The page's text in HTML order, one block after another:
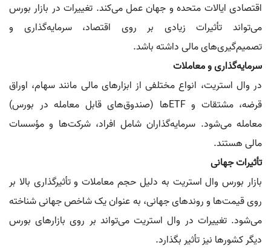
اقتصادی ایالات متحده و جهان عمل می‌کند. تغییرات در بازار بورس
می‌تواند تأثیرات زیادی بر روی اقتصاد، سرمایه‌گذاری و
تصمیم‌گیری‌های مالی داشته باشد.
سرمایه‌گذاری و معاملات
در وال استریت، انواع مختلفی از ابزارهای مالی مانند سهام، اوراق
قرضه، مشتقات و ETFها (صندوق‌های قابل معامله در بورس)
معامله می‌شود. سرمایه‌گذاران شامل افراد، شرکت‌ها و مؤسسات
مالی هستند.
تأثیرات جهانی
بازار بورس وال استریت به دلیل حجم معاملات و تأثیرگذاری بالا بر
روی قیمت‌ها و روندهای جهانی، به عنوان یک شاخص جهانی شناخته
می‌شود. تغییرات در وال استریت می‌تواند بر روی بازارهای بورس
دیگر کشورها نیز تأثیر بگذارد.